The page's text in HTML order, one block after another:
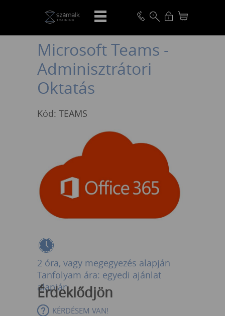
VISSZA
Microsoft Teams -
Adminisztrátori
Oktatás
Kód: TEAMS
2 óra, vagy megegyezés alapján
Tanfolyam ára: egyedi ajánlat
alapján
Érdeklődjön
KÉRDÉSEM VAN!